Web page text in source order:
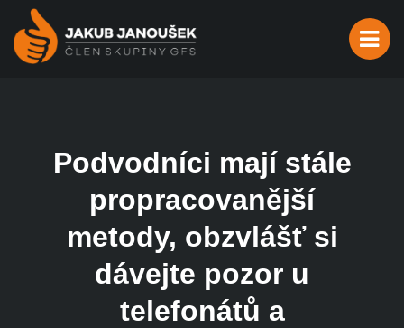
Podvodníci mají stále
propracovanější
metody, obzvlášť si
dávejte pozor u
telefonátů a